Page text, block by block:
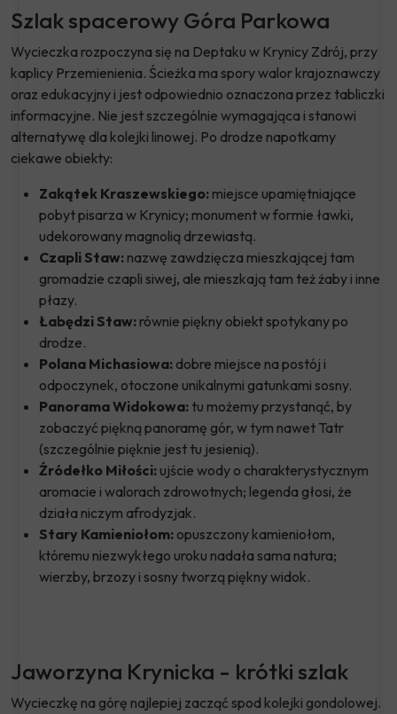
Szlak spacerowy Góra Parkowa
Wycieczka rozpoczyna się na Deptaku w Krynicy Zdrój, przy
kaplicy Przemienienia. Ścieżka ma spory walor krajoznawczy
oraz edukacyjny i jest odpowiednio oznaczona przez tabliczki
informacyjne. Nie jest szczególnie wymagająca i stanowi
alternatywę dla kolejki linowej. Po drodze napotkamy
ciekawe obiekty:
Zakątek Kraszewskiego: miejsce upamiętniające
pobyt pisarza w Krynicy; monument w formie ławki,
udekorowany magnolią drzewiastą.
Czapli Staw: nazwę zawdzięcza mieszkającej tam
gromadzie czapli siwej, ale mieszkają tam też żaby i inne
płazy.
Łabędzi Staw: równie piękny obiekt spotykany po
drodze.
Polana Michasiowa: dobre miejsce na postój i
odpoczynek, otoczone unikalnymi gatunkami sosny.
Panorama Widokowa: tu możemy przystanąć, by
zobaczyć piękną panoramę gór, w tym nawet Tatr
(szczególnie pięknie jest tu jesienią).
Źródełko Miłości: ujście wody o charakterystycznym
aromacie i walorach zdrowotnych; legenda głosi, że
działa niczym afrodyzjak.
Stary Kamieniołom: opuszczony kamieniołom,
któremu niezwykłego uroku nadała sama natura;
wierzby, brzozy i sosny tworzą piękny widok.
Jaworzyna Krynicka - krótki szlak
Wycieczkę na górę najlepiej zacząć spod kolejki gondolowej.